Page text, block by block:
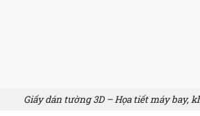
Giấy dán tường 3D – Họa tiết máy bay,